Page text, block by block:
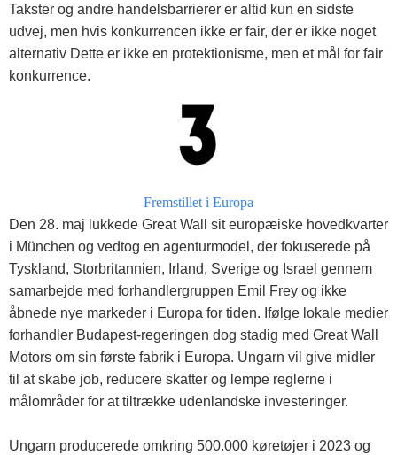
Takster og andre handelsbarrierer er altid kun en sidste
udvej, men hvis konkurrencen ikke er fair, der er ikke noget
alternativ Dette er ikke en protektionisme, men et mål for fair
konkurrence.
Fremstillet i Europa
Den 28. maj lukkede Great Wall sit europæiske hovedkvarter
i München og vedtog en agenturmodel, der fokuserede på
Tyskland, Storbritannien, Irland, Sverige og Israel gennem
samarbejde med forhandlergruppen Emil Frey og ikke
åbnede nye markeder i Europa for tiden. Ifølge lokale medier
forhandler Budapest-regeringen dog stadig med Great Wall
Motors om sin første fabrik i Europa. Ungarn vil give midler
til at skabe job, reducere skatter og lempe reglerne i
målområder for at tiltrække udenlandske investeringer.
Ungarn producerede omkring 500.000 køretøjer i 2023 og